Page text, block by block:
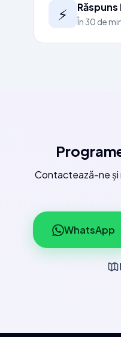
⚡ Răspuns
În 30 de
Contactează-ne și
WhatsApp